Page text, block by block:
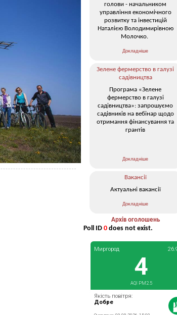
голови - начальником
управління економічного
розвитку та інвестицій
Наталією Володимирівною
Молочко.
Докладніше
Зелене фермерство в галузі
садівництва
Програма «Зелене
фермерство в галузі
садівництва»: запрошуємо
садівників на вебінар щодо
отримання фінансування та
грантів
Докладніше
Вакансії
Актуальні вакансії
Докладніше
Архів оголошень
Poll ID 0 does not exist.